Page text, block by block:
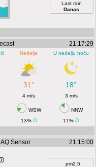
Last rain
Danas
21:17:29
Nedelja U nedelju noću
31° 18°
4 m/s 3 m/s
WSW
NNW
13%
11%
Sensor 21:15:00
pm2.5